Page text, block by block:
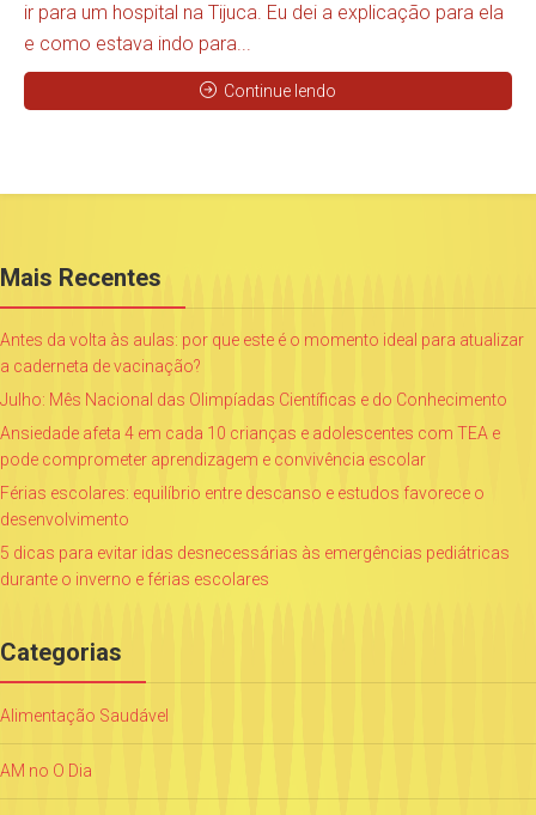
ir para um hospital na Tijuca. Eu dei a explicação para ela
e como estava indo para...
Continue lendo
Mais Recentes
Antes da volta às aulas: por que este é o momento ideal para atualizar
a caderneta de vacinação?
Julho: Mês Nacional das Olimpíadas Científicas e do Conhecimento
Ansiedade afeta 4 em cada 10 crianças e adolescentes com TEA e
pode comprometer aprendizagem e convivência escolar
Férias escolares: equilíbrio entre descanso e estudos favorece o
desenvolvimento
5 dicas para evitar idas desnecessárias às emergências pediátricas
durante o inverno e férias escolares
Categorias
Alimentação Saudável
AM no O Dia